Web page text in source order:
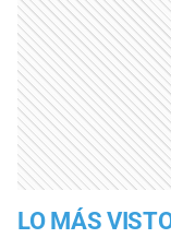
LO MÁS